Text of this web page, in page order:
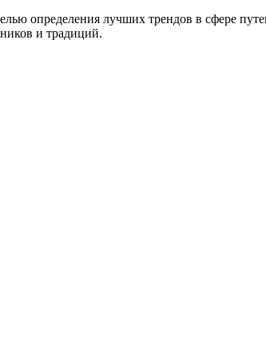
определения лучших трендов в сфере
и традиций.